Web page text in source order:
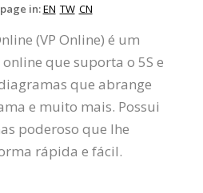
in:EN TW CN
(VP Online) é um
que suporta o 5S e
que abrange
e muito mais. Possui
poderoso que lhe
rápida e fácil.